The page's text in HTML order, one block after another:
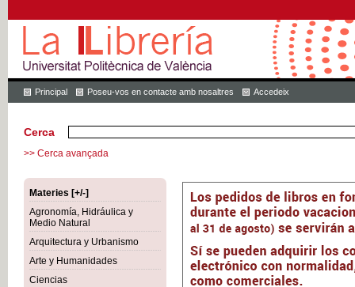
Principal Poseu-vos en contacte amb nosaltres Accedeix
Cerca
>> Cerca avançada
Materies [+/-]
Agronomía, Hidráulica y
Medio Natural
Arquitectura y Urbanismo
Arte y Humanidades
Ciencias